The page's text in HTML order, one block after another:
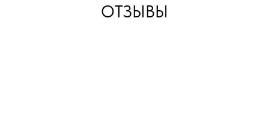
ОТЗЫВЫ